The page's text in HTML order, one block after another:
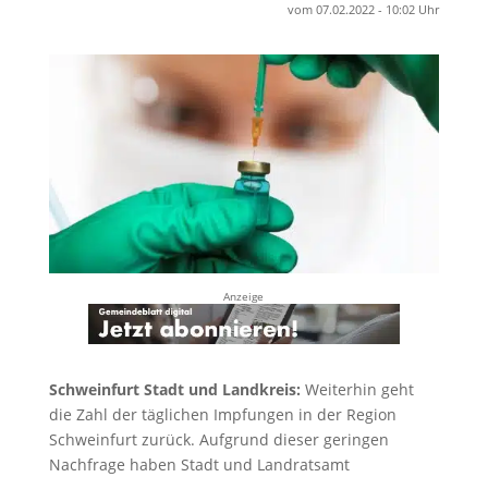
vom 07.02.2022 - 10:02 Uhr
Anzeige
Schweinfurt Stadt und Landkreis: Weiterhin geht
die Zahl der täglichen Impfungen in der Region
Schweinfurt zurück. Aufgrund dieser geringen
Nachfrage haben Stadt und Landratsamt